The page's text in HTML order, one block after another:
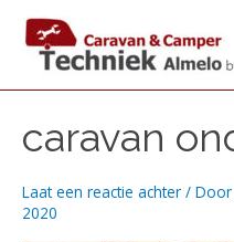
naar
inhoud
caravan
Laat een reactie achter / Door
2020